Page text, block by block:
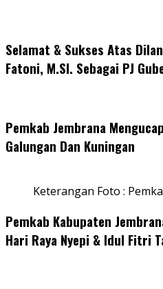
Selamat & Sukses Atas
Fatoni, M.SI. Sebagai PJ
Pemkab Jembrana
Galungan Dan Kuningan
Keterangan Foto :
Pemkab Kabupaten
Hari Raya Nyepi & Idul Fitri